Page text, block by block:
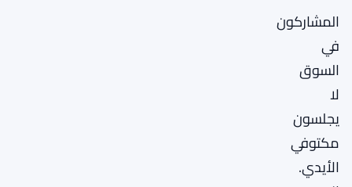
المشاركون
في
السوق
لا
يجلسون
مكتوفي
الأيدي.